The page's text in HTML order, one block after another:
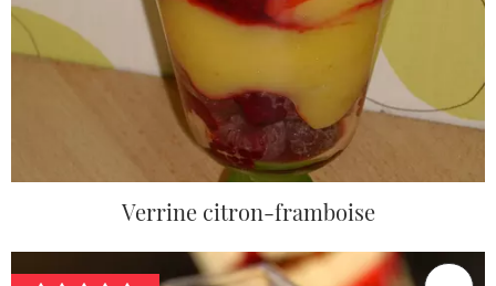
Verrine citron-framboise